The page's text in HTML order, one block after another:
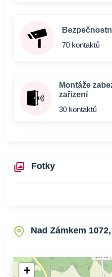
70 kontaktů
Montáže
zařízení
30 kontaktů
Fotky
Nad Zámkem
+